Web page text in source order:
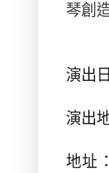
琴創
演出
演出
地址